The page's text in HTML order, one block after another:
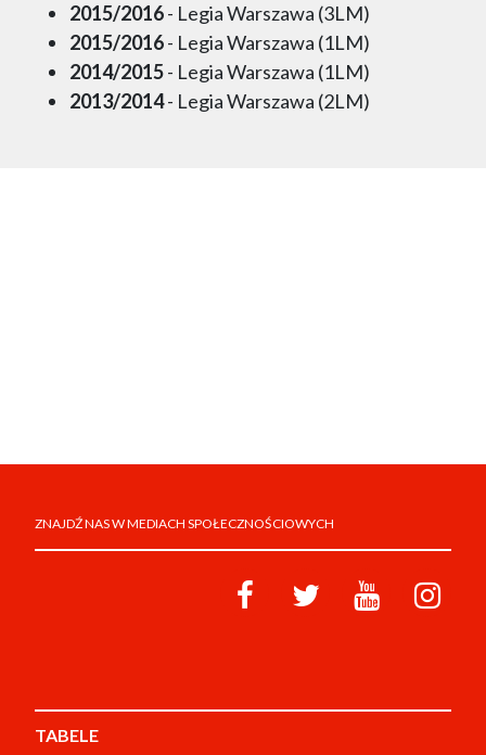
2015/2016- Legia Warszawa (3LM)
2015/2016- Legia Warszawa (1LM)
2014/2015- Legia Warszawa (1LM)
2013/2014- Legia Warszawa (2LM)
ZNAJDŹ NAS W MEDIACH SPOŁECZNOŚCIOWYCH
TABELE